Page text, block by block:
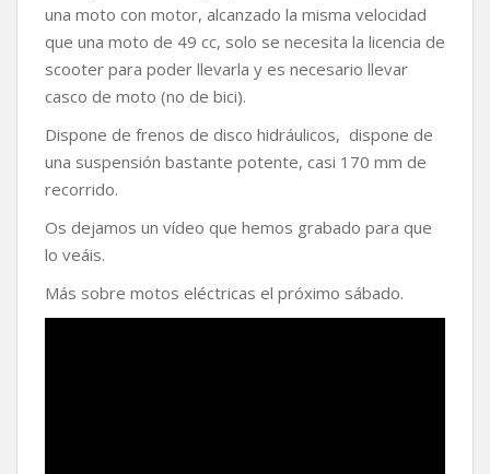
una moto con motor, alcanzado la misma velocidad
que una moto de 49 cc, solo se necesita la licencia de
scooter para poder llevarla y es necesario llevar
casco de moto (no de bici).
Dispone de frenos de disco hidráulicos, dispone de
una suspensión bastante potente, casi 170 mm de
recorrido.
Os dejamos un vídeo que hemos grabado para que
lo veáis.
Más sobre motos eléctricas el próximo sábado.